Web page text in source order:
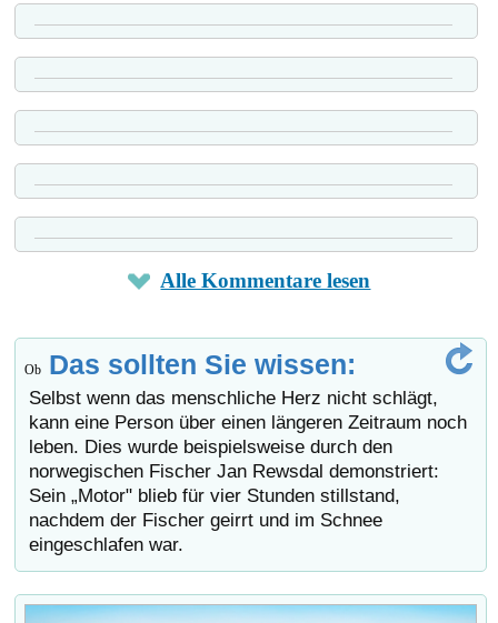
Alle Kommentare lesen
Ob Das sollten Sie wissen:
Selbst wenn das menschliche Herz nicht schlägt,
kann eine Person über einen längeren Zeitraum noch
leben. Dies wurde beispielsweise durch den
norwegischen Fischer Jan Rewsdal demonstriert:
Sein „Motor" blieb für vier Stunden stillstand,
nachdem der Fischer geirrt und im Schnee
eingeschlafen war.